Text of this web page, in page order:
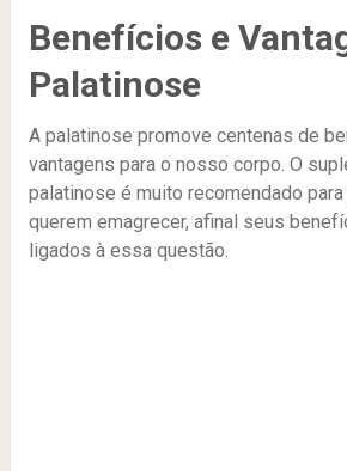
Benefícios e
Palatinose
A palatinose promove centenas de
vantagens para o nosso corpo. O
palatinose é muito recomendado
querem emagrecer, afinal seus
ligados à essa questão.